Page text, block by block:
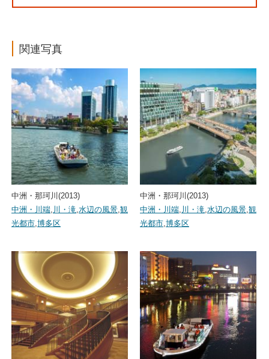
関連写真
中洲・那珂川(2013)
中洲・川端, 川・滝,水辺の風景,観
光都市,博多区
中洲・那珂川(2013)
中洲・川端, 川・滝,水辺の風景,観
光都市,博多区